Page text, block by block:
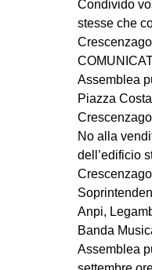
Condivido
stesse che
Assemblea
Piazza
No alla
dell’edificio
Anpi,
Banda
Assemblea